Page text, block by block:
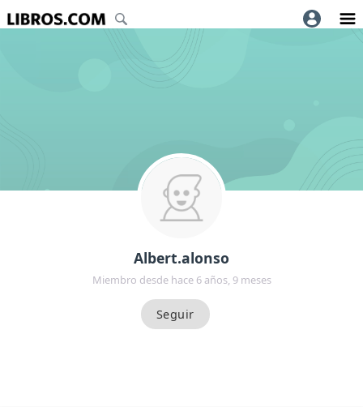
Albert.alonso
Miembro desde hace 6 años, 9 meses